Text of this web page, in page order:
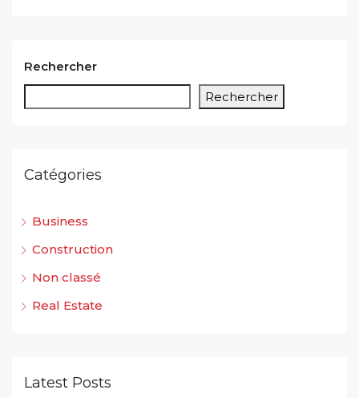
Rechercher
Rechercher
Catégories
Business
Construction
Non classé
Real Estate
Latest Posts